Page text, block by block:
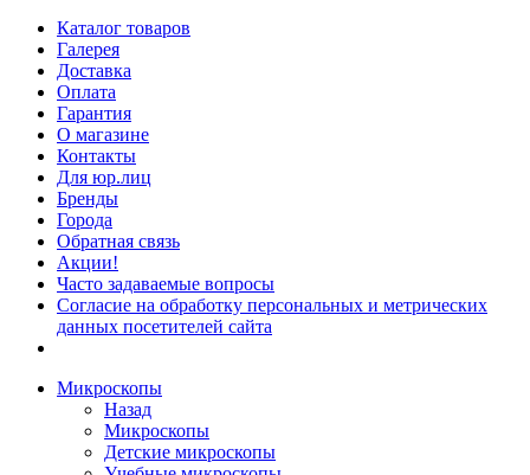
Каталог товаров
Галерея
Доставка
Оплата
Гарантия
О магазине
Контакты
Для юр.лиц
Бренды
Города
Обратная связь
Акции!
Часто задаваемые вопросы
Согласие на обработку персональных и метрических
данных посетителей сайта
Микроскопы
Назад
Микроскопы
Детские микроскопы